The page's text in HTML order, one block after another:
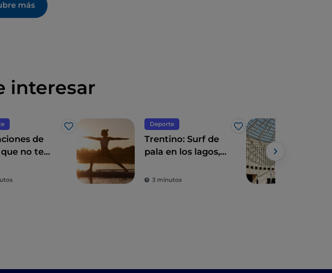
más
interesar
Me gusta
de
no te
Deporte
Me gusta
Trentino: Surf de
pala en los lagos,
3 minutos